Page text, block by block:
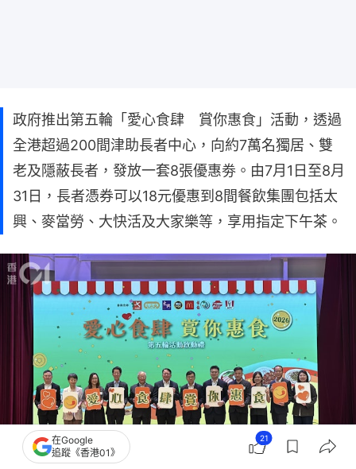
政府推出第五輪「愛心食肆 賞你惠食」活動，透過
全港超過200間津助長者中心，向約7萬名獨居、雙
老及隱蔽長者，發放一套8張優惠劵。由7月1日至8月
31日，長者憑券可以18元優惠到8間餐飲集團包括太
興、麥當勞、大快活及大家樂等，享用指定下午茶。
在Google
追蹤《香港01》
21